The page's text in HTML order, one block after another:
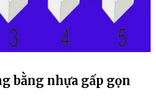
bằng nhựa gấp gọn